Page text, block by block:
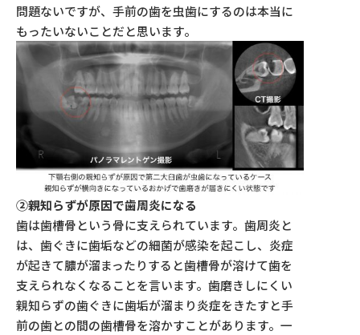
問題ないですが、手前の歯を虫歯にするのは本当に
もったいないことだと思います。
②親知らずが原因で歯周炎になる
歯は歯槽骨という骨に支えられています。歯周炎と
は、歯ぐきに歯垢などの細菌が感染を起こし、炎症
が起きて膿が溜まったりすると歯槽骨が溶けて歯を
支えられなくなることを言います。歯磨きしにくい
親知らずの歯ぐきに歯垢が溜まり炎症をきたすと手
前の歯との間の歯槽骨を溶かすことがあります。一